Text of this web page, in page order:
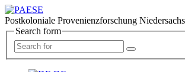
Postkoloniale Provenienzforschung
Search form